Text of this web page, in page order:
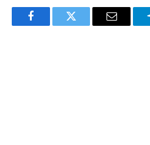
FacebookTwitter Email